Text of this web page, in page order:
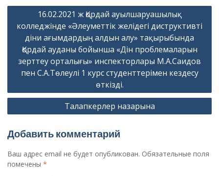
Навигация
по
записям
16.02.2021 ж Қордай ауылшаруашылық
колледжінде «Әлеуметтік желідегі диструктивті
діни ағымдардың алдын алу» тақырыбында
Қордай ауданы бойынша «Дін проблемаларын
зерттеу орталығы» инспекторлары М.А.Саидов
пен С.А.Төлеулі 1 курс студенттерімен кездесу
өткізді.
Талапкерлер назарына
Добавить комментарий
Ваш адрес email не будет опубликован. Обязательные поля
помечены *